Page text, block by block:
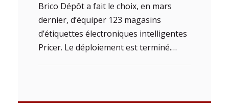
Brico Dépôt a fait le choix, en mars
dernier, d’équiper 123 magasins
d’étiquettes électroniques intelligentes
Pricer. Le déploiement est terminé.…